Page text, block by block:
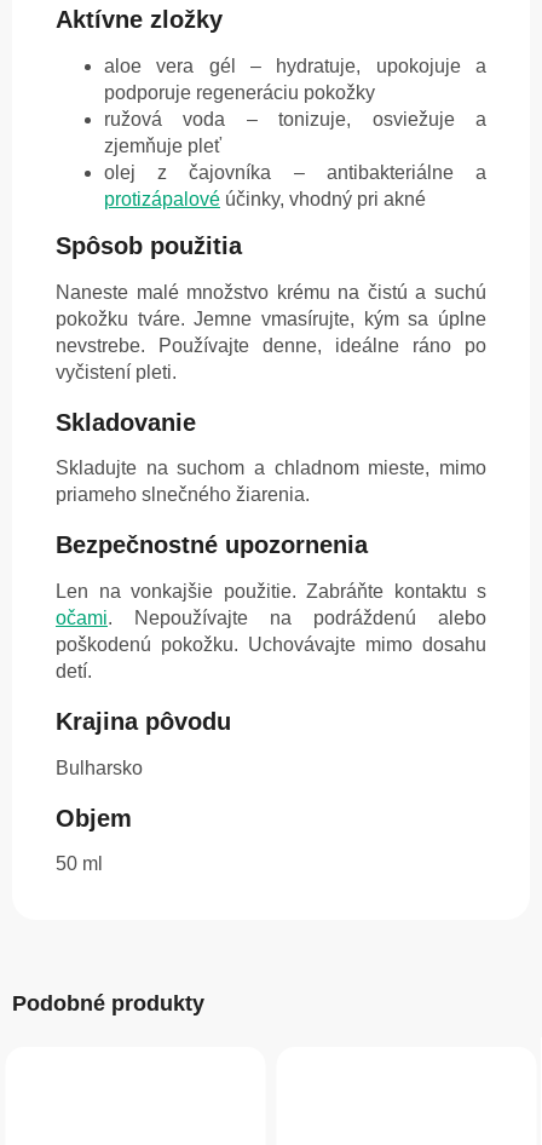
Aktívne zložky
aloe vera gél – hydratuje, upokojuje a
podporuje regeneráciu pokožky
ružová voda – tonizuje, osviežuje a
zjemňuje pleť
olej z čajovníka – antibakteriálne a
protizápalové účinky, vhodný pri akné
Spôsob použitia
Naneste malé množstvo krému na čistú a suchú
pokožku tváre. Jemne vmasírujte, kým sa úplne
nevstrebe. Používajte denne, ideálne ráno po
vyčistení pleti.
Skladovanie
Skladujte na suchom a chladnom mieste, mimo
priameho slnečného žiarenia.
Bezpečnostné upozornenia
Len na vonkajšie použitie. Zabráňte kontaktu s
očami. Nepoužívajte na podráždenú alebo
poškodenú pokožku. Uchovávajte mimo dosahu
detí.
Krajina pôvodu
Bulharsko
Objem
50 ml
Podobné produkty